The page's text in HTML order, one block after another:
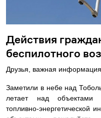
Действия
беспилотного
Друзья, важная
Заметили в небе над
летает над объектами
топливно-энергетической